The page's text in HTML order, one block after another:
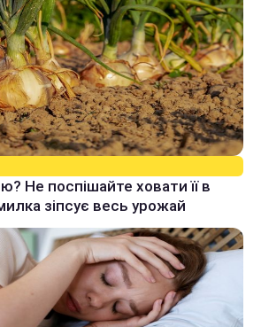
Не поспішайте ховати її в
зіпсує весь урожай